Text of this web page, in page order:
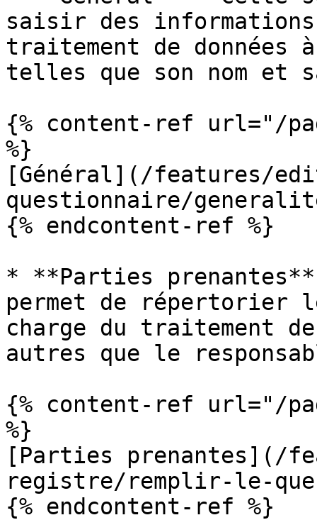
saisir des
traitement de données
telles que son nom et
{% content-ref url="/
%}
[Général](/features/
questionnaire/
{% endcontent-ref %}
* **Parties
permet de répertorier
charge du traitement
autres que le
{% content-ref url="/
%}
[Parties prenantes](/
registre/remplir-le-
{% endcontent-ref %}